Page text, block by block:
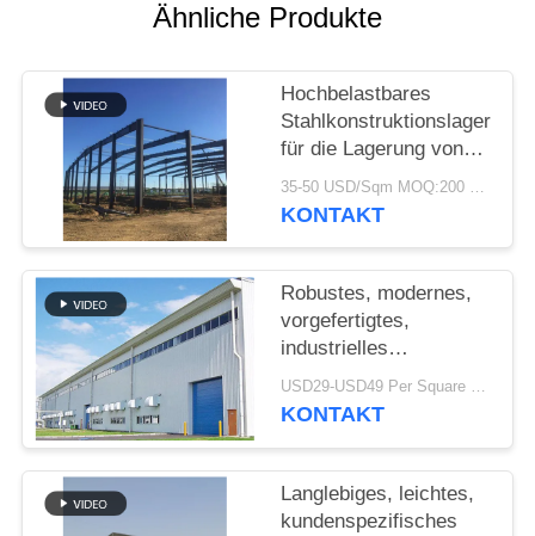
LÖSUNG
BLOG
SITEMAP
PRIVACY
POLICY
Ähnliche Produkte
Hochbelastbares
Stahlkonstruktionslager
für die Lagerung von
Zementwerken
35-50 USD/Sqm MOQ:200 sqm
KONTAKT
Robustes, modernes,
vorgefertigtes,
industrielles
Stahlkonstruktionslager
für die Fabrik
USD29-USD49 Per Square Meter MOQ:200 Quadratmeter
KONTAKT
Langlebiges, leichtes,
kundenspezifisches